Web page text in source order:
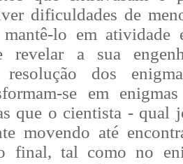
dificuldades de
lo em atividade
revelar a sua
resolução dos
se em
que o cientista - qual
movendo até
final, tal como no